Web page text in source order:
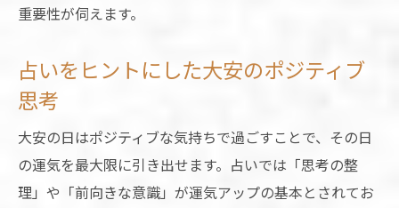
重要性が伺えます。
占いをヒントにした大安のポジティブ
思考
大安の日はポジティブな気持ちで過ごすことで、その日
の運気を最大限に引き出せます。占いでは「思考の整
理」や「前向きな意識」が運気アップの基本とされてお